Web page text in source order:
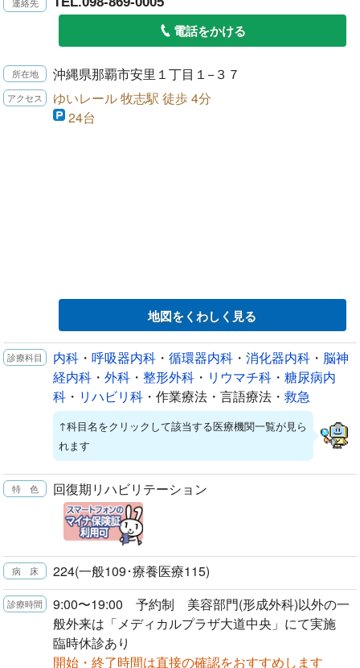
電話をかける
沖縄県那覇市安里１丁目１−３７
ゆいレール 牧志駅 徒歩 4分
24台
地図をくわしく見る
内科 ・ 呼吸器内科 ・ 循環器内科 ・ 消化器内科 ・ 脳神
経内科 ・ 外科 ・ 整形外科 ・ リウマチ科 ・ 糖尿病内
科 ・ リハビリ科 ・作業療法・言語療法・ 救急
↑科目名をクリックして該当する医療機関一覧が見ら
れます
回復期リハビリテーション
224(一般109･療養医療115)
9:00〜19:00 予約制 美容部門(形成外科)以外の一
般外来は「メディカルプラザ大道中央」にて実施
臨時休診あり
開始・終了時間は直接の確認をおすすめします